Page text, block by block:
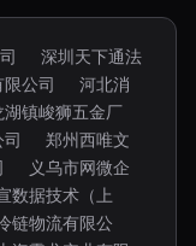
深圳天下通法
限公司
河北消
镇峻狮五金厂
郑州西唯文
义乌市网微企
数据技术（上
链物流有限公